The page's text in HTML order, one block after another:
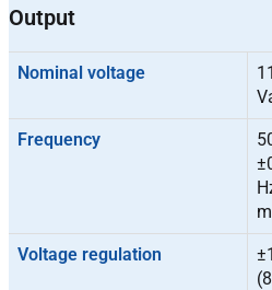
Output
Nominal voltage
Frequency
Voltage regulation